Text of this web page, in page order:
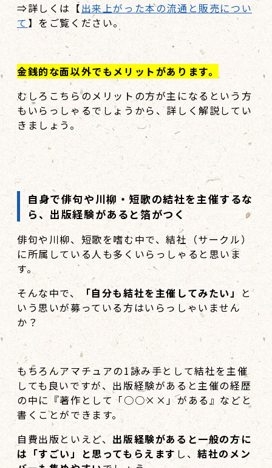
⇒詳しくは【出来上がった本の流通と販売につい
て 】をご覧ください。
金銭的な面以外でもメリットがあります。
むしろこちらのメリットの方が主になるという方
もいらっしゃるでしょうから、詳しく解説してい
きましょう。
自身で俳句や川柳・短歌の結社を主催するな
ら、出版経験があると箔がつく
俳句や川柳、短歌を嗜む中で、結社（サークル）
に所属している人も多くいらっしゃると思いま
す。
そんな中で、
「自分も結社を主催してみたい」
と
いう思いが募っている方はいらっしゃいません
か？
もちろんアマチュアの1詠み手として結社を主催
しても良いですが、出版経験があると主催の経歴
の中に『著作として「○○××」がある』などと
書くことができます。
自費出版といえど、 出版経験があると一般の方に
は「すごい」と思ってもらえます し、結社のメン